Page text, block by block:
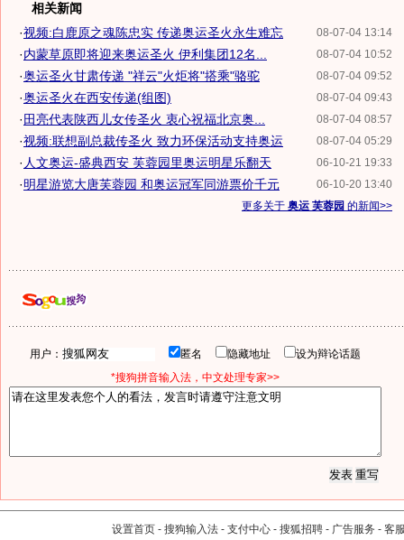
相关新闻
08-07-04 13:14
·视频:白鹿原之魂陈忠实 传递奥运圣火永生难忘
08-07-04 10:52
·内蒙草原即将迎来奥运圣火 伊利集团12名...
08-07-04 09:52
·奥运圣火甘肃传递 "祥云"火炬将"搭乘"骆驼
08-07-04 09:43
·奥运圣火在西安传递(组图)
08-07-04 08:57
· 田亮代表陕西儿女传圣火 衷心祝福北京奥...
08-07-04 05:29
·视频:联想副总裁传圣火 致力环保活动支持奥运
06-10-21 19:33
· 人文奥运-盛典西安 芙蓉园里奥运明星乐翻天
06-10-20 13:40
·明星游览大唐芙蓉园 和奥运冠军同游票价千元
更多关于 奥运 芙蓉园 的新闻>>
用户： 匿名 隐藏地址
设为辩论话题
*搜狗拼音输入法，中文处理专家>>
设置首页 - 搜狗输入法 - 支付中心 - 搜狐招聘 - 广告服务 - 客